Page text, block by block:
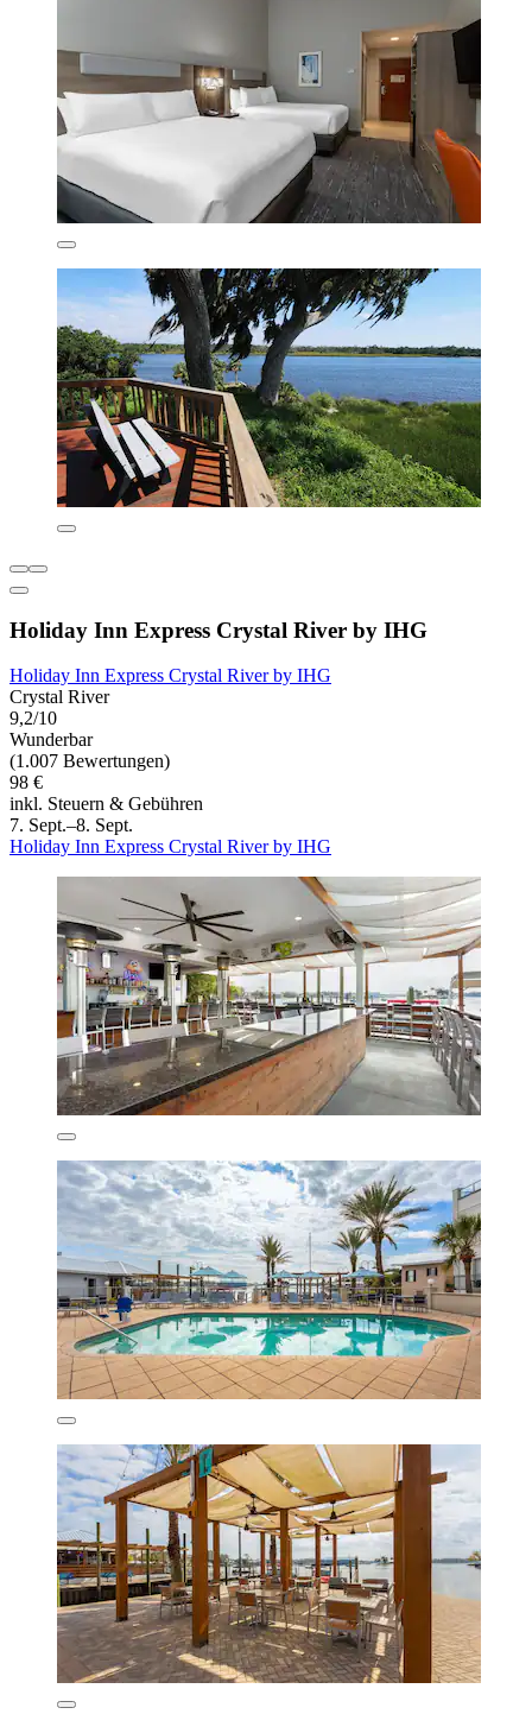
Holiday Inn Express Crystal River by IHG
Holiday Inn Express Crystal River by IHG
Crystal River
9,2/10
Wunderbar
(1.007 Bewertungen)
98 €
inkl. Steuern & Gebühren
7. Sept.–8. Sept.
Holiday Inn Express Crystal River by IHG